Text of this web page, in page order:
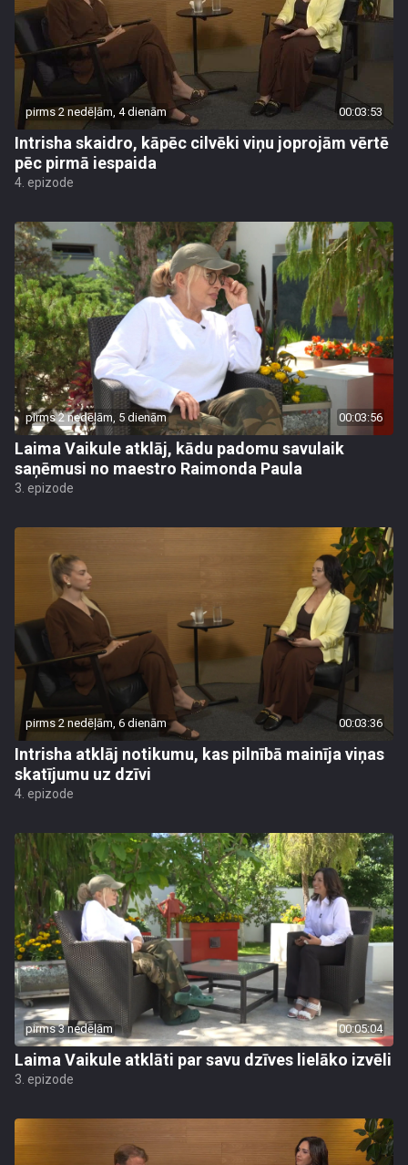
pirms 2 nedēļām, 4 dienām 00:03:53
Intrisha skaidro, kāpēc cilvēki viņu joprojām vērtē
pēc pirmā iespaida
4. epizode
pirms 2 nedēļām, 5 dienām 00:03:56
Laima Vaikule atklāj, kādu padomu savulaik
saņēmusi no maestro Raimonda Paula
3. epizode
pirms 2 nedēļām, 6 dienām 00:03:36
Intrisha atklāj notikumu, kas pilnībā mainīja viņas
skatījumu uz dzīvi
4. epizode
pirms 3 nedēļām 00:05:04
Laima Vaikule atklāti par savu dzīves lielāko izvēli
3. epizode